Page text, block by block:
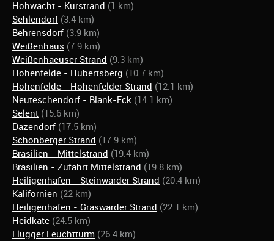
Hohwacht - Kurstrand (1 km)
Sehlendorf (3.4 km)
Behrensdorf (3.9 km)
Weißenhaus (7.9 km)
Weißenhaeuser Strand (9.3 km)
Hohenfelde - Hubertsberg (10.7 km)
Hohenfelde - Hohenfelder Strand (12.1 km)
Neuteschendorf - Blank-Eck (14.1 km)
Selent (15.6 km)
Dazendorf (17.5 km)
Schönberger Strand (17.9 km)
Brasilien - Mittelstrand (19.4 km)
Brasilien - Zufahrt Mittelstrand (19.8 km)
Heiligenhafen - Steinwarder Strand (20.4 km)
Kalifornien (22 km)
Heiligenhafen - Graswarder Strand (22.1 km)
Heidkate (24.5 km)
Flügger Leuchtturm (26.4 km)